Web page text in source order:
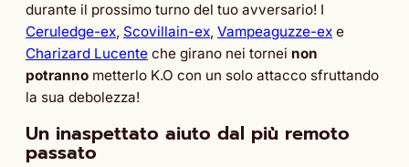
durante il prossimo turno del tuo avversario! I
Ceruledge-ex, Scovillain-ex, Vampeaguzze-ex e
Charizard Lucente che girano nei tornei non
potranno metterlo K.O con un solo attacco sfruttando
la sua debolezza!
Un inaspettato aiuto dal più remoto
passato